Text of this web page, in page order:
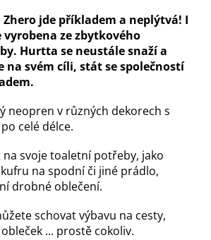
jde příkladem a neplýtvá! I
ze zbytkového
Hurtta se neustále snaží a
na svém cíli, stát se společností
neopren v různých dekorech s
celé délce.
svoje toaletní potřeby, jako
na spodní či jiné prádlo,
drobné oblečení.
schovat výbavu na cesty,
... prostě cokoliv.